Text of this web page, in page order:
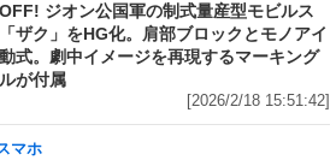
ジオン公国軍の制式量産型モビルス
ザク」をHG化。肩部ブロックとモノアイ
式。劇中イメージを再現するマーキング
が付属
[2026/2/18 15:51:42]
マホ